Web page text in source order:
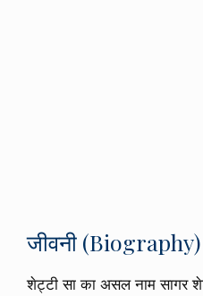
जीवनी (Biography)
शेट्टी सा का असल नाम सागर